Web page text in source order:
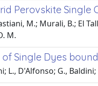
Perovskite Single
M.; Murali, B.; El
M.
Single Dyes
L., D'Alfonso; G.,